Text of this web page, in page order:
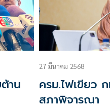
าน
27 มีนาคม 2568
ครม.ไฟเขียว
สภาพิจารณา